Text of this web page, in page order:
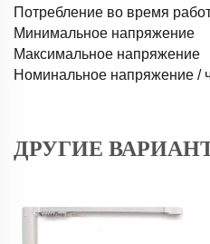
Потребление во время
Минимальное напряжение
Максимальное напряжение
Номинальное напряжение /
ДРУГИЕ